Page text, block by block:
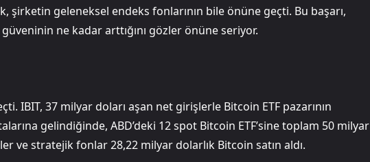
şirketin geleneksel endeks fonlarının bile önüne geçti. Bu başarı,
güveninin ne kadar arttığını gözler önüne seriyor.
IBIT, 37 milyar doları aşan net girişlerle Bitcoin ETF pazarının
gelindiğinde, ABD’deki 12 spot Bitcoin ETF’sine toplam 50 milyar
ve stratejik fonlar 28,22 milyar dolarlık Bitcoin satın aldı.